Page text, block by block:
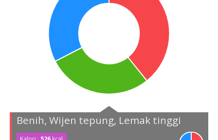
Benih, Wijen tepung, Lemak tinggi